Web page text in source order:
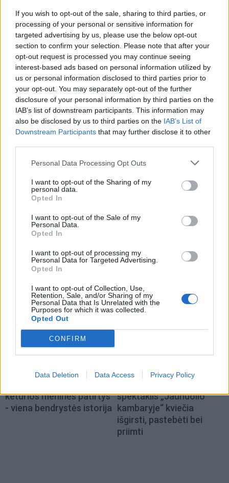
If you wish to opt-out of the sale, sharing to third parties, or
processing of your personal or sensitive information for
targeted advertising by us, please use the below opt-out
section to confirm your selection. Please note that after your
opt-out request is processed you may continue seeing
interest-based ads based on personal information utilized by
us or personal information disclosed to third parties prior to
your opt-out. You may separately opt-out of the further
disclosure of your personal information by third parties on the
IAB’s list of downstream participants. This information may
also be disclosed by us to third parties on the IAB’s List of
Downstream Participants that may further disclose it to other
Personal Data Processing Opt Outs
I want to opt-out of the Sharing of my
personal data.
Opted In
I want to opt-out of the Sale of my
Personal Data.
Opted In
I want to opt-out of processing my
Personal Data for Targeted Advertising.
Opted In
I want to opt-out of Collection, Use,
Retention, Sale, and/or Sharing of my
Personal Data that Is Unrelated with the
Purposes for which it was collected.
Opted Out
CONFIRM
Data Deletion Data Access Privacy Policy
Kultūra
„Scanorama vasara“
Nidoje – tu ir tavo 7
pasimatymai su kinu
Kultūra
Linas Adomaitis
Naujuosius metus kviečia
sutikti Palangoje: ruošia
išskirtinį šventinį
Kultūra
pažįsta kultūrinę
Klaipėdą: rezultatas
sostų karai (93)
Kultūra
keturios meninės patirtys
- viena bendrystės istorija
Kultūra
spektaklis „Jaunuolio
kambaryje“ kviečia
išgirsti, pastebėti bei
priimti